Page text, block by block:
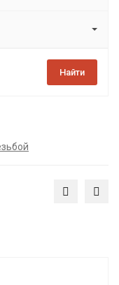
Найти